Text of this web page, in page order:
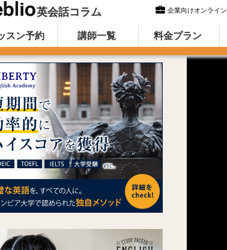
英会話コラム 企業向けオンライ
ライン英会話のWeblio英会話コラム（英語で
content
スン予約 講師一覧 料金プラン